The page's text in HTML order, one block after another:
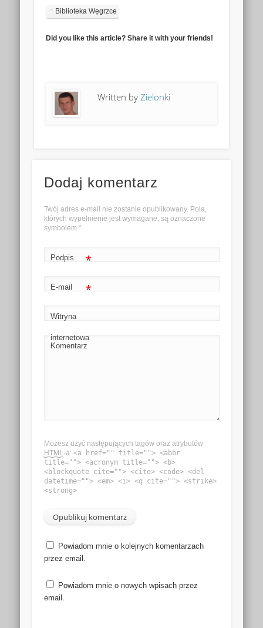
Biblioteka Węgrzce
Did you like this article? Share it with your friends!
Written byZielonki
Dodaj komentarz
Twój adres e-mail nie zostanie opublikowany. Pola,
których wypełnienie jest wymagane, są oznaczone
symbolem *
Podpis *
E-mail *
Witryna
internetowa
Komentarz
Możesz użyć następujących tagów oraz atrybutów
HTML-a: <a href="" title=""> <abbr
title=""> <acronym title=""> <b>
<blockquote cite=""> <cite> <code> <del
datetime=""> <em> <i> <q cite=""> <strike>
<strong>
Powiadom mnie o kolejnych komentarzach
przez email.
Powiadom mnie o nowych wpisach przez
email.